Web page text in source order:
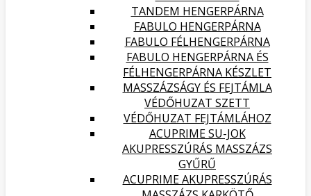
TANDEM HENGERPÁRNA
FABULO HENGERPÁRNA
FABULO FÉLHENGERPÁRNA
FABULO HENGERPÁRNA ÉS
FÉLHENGERPÁRNA KÉSZLET
MASSZÁZSÁGY ÉS FEJTÁMLA
VÉDŐHUZAT SZETT
VÉDŐHUZAT FEJTÁMLÁHOZ
ACUPRIME SU-JOK
AKUPRESSZÚRÁS MASSZÁZS
GYŰRŰ
ACUPRIME AKUPRESSZÚRÁS